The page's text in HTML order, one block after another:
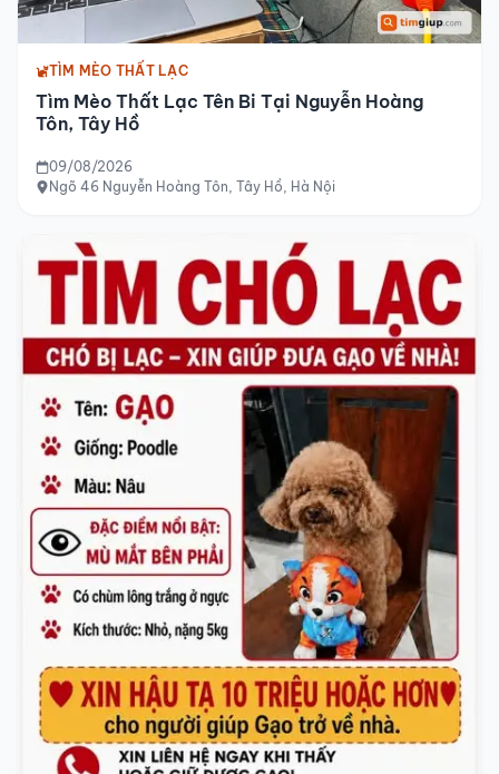
TÌM MÈO THẤT LẠC
Tìm Mèo Thất Lạc Tên Bi Tại Nguyễn Hoàng
Tôn, Tây Hồ
09/08/2026
Ngõ 46 Nguyễn Hoàng Tôn, Tây Hồ, Hà Nội